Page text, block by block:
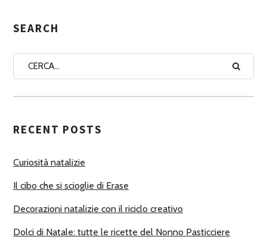
G
A
U
O
I
SEARCH
RECENT POSTS
Curiosità natalizie
Il cibo che si scioglie di Erase
Decorazioni natalizie con il riciclo creativo
Dolci di Natale: tutte le ricette del Nonno Pasticciere